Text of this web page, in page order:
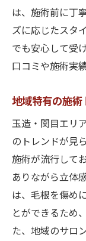
は、施術前に丁
ズに応じたスタ
でも安心して受
口コミや施術実
地域特有の施
玉造・関目エリ
のトレンドが見
施術が流行して
ありながら立体
は、毛根を傷め
とができるため
た、地域のサロ